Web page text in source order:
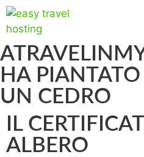
HA PIANTATO
UN CEDRO
IL
ALBERO